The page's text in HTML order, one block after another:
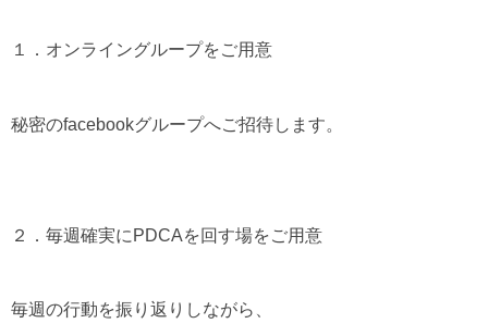
１．オンライングループをご用意
秘密のfacebookグループへご招待します。
２．毎週確実にPDCAを回す場をご用意
毎週の行動を振り返りしながら、